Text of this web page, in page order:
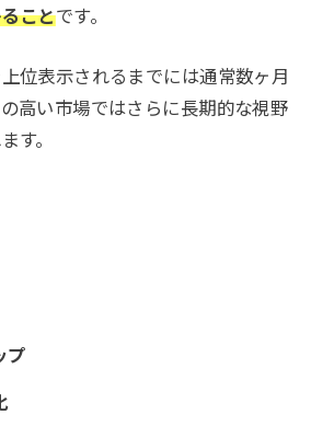
ことです。
位表示されるまでには通常数ヶ月
高い市場ではさらに長期的な視野
す。
プ